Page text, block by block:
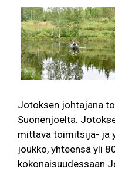
Jotoksen johtajana
Suonenjoelta.
mittava toimitsija- ja
joukko, yhteensä yli
kokonaisuudessaan